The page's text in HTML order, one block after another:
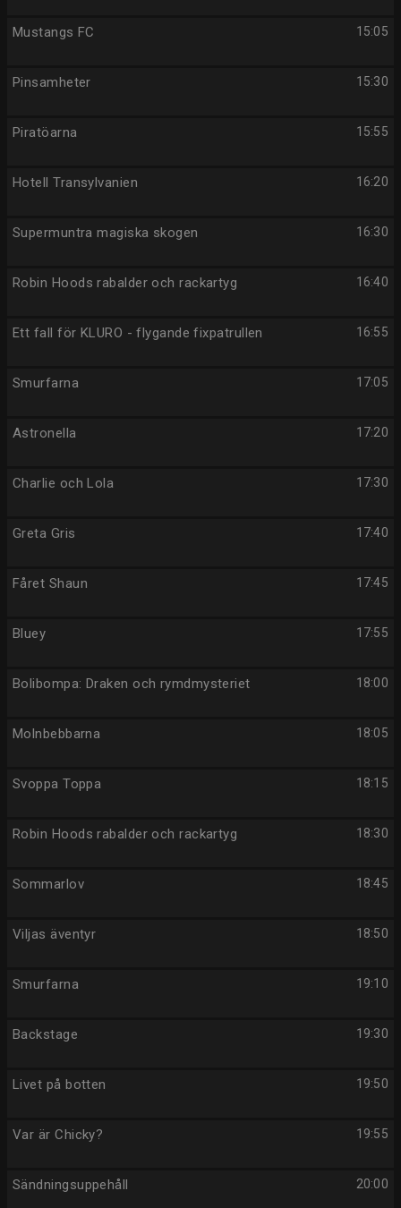
15:05
Mustangs FC
15:30
Pinsamheter
15:55
Piratöarna
16:20
Hotell Transylvanien
16:30
Supermuntra magiska skogen
16:40
Robin Hoods rabalder och rackartyg
16:55
Ett fall för KLURO - flygande fixpatrullen
17:05
Smurfarna
17:20
Astronella
17:30
Charlie och Lola
17:40
Greta Gris
17:45
Fåret Shaun
17:55
Bluey
18:00
Bolibompa: Draken och rymdmysteriet
18:05
Molnbebbarna
18:15
Svoppa Toppa
18:30
Robin Hoods rabalder och rackartyg
18:45
Sommarlov
18:50
Viljas äventyr
19:10
Smurfarna
19:30
Backstage
19:50
Livet på botten
19:55
Var är Chicky?
20:00
Sändningsuppehåll